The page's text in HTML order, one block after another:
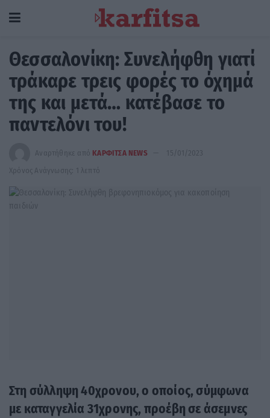
Θεσσαλονίκη: Συνελήφθη γιατί
τράκαρε τρεις φορές το όχημά
της και μετά… κατέβασε το
παντελόνι του!
Αναρτήθηκε από ΚΑΡΦΙΤΣΑ NEWS
15/01/2023
Χρόνος Ανάγνωσης: 1 λεπτό
Στη σύλληψη 40χρονου, ο οποίος, σύμφωνα
με καταγγελία 31χρονης, προέβη σε άσεμνες